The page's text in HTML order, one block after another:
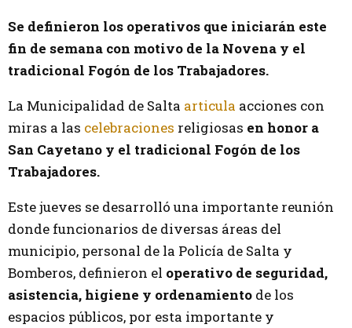
Se definieron los operativos que iniciarán este
fin de semana con motivo de la Novena y el
tradicional Fogón de los Trabajadores.
La Municipalidad de Salta articula acciones con
miras a las celebraciones religiosas en honor a
San Cayetano y el tradicional Fogón de los
Trabajadores.
Este jueves se desarrolló una importante reunión
donde funcionarios de diversas áreas del
municipio, personal de la Policía de Salta y
Bomberos, definieron el operativo de seguridad,
asistencia, higiene y ordenamiento de los
espacios públicos, por esta importante y